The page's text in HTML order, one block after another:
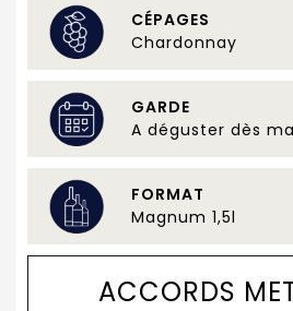
CÉPAGES
Chardonnay
GARDE
A déguster dès
FORMAT
Magnum 1,5l
ACCORDS